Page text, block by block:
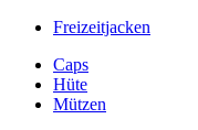
Freizeitjacken
Caps
Hüte
Mützen